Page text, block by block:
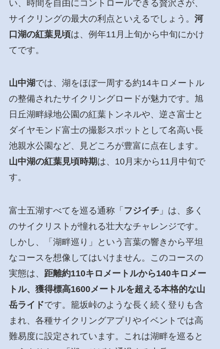
い、時間を自由にコントロールできる贅沢さが、
サイクリングの最大の利点といえるでしょう。 河
口湖の紅葉見頃は、例年11月上旬から中旬にかけ
てです。
山中湖では、湖をほぼ一周する約14キロメートル
の整備されたサイクリングロードが魅力です。旭
日丘湖畔緑地公園の紅葉トンネルや、逆さ富士と
ダイヤモンド富士の撮影スポットとして名高い長
池親水公園など、見どころが豊富に点在します。
山中湖の紅葉見頃時期は、10月末から11月中旬で
す。
富士五湖すべてを巡る通称「 フジイチ」は、多く
のサイクリストが憧れる壮大なチャレンジです。
しかし、「湖畔巡り」という言葉の響きから平坦
なコースを想像してはいけません。このコースの
実態は、 距離約110キロメートルから140キロメー
トル、獲得標高1600メートルを超える本格的な山
岳ライドです。籠坂峠のような長く続く登りも含
まれ、各種サイクリングアプリやイベントでは高
難易度に設定されています。これは湖畔を巡ると